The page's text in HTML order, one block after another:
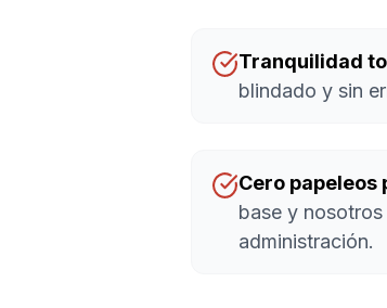
Tranquilidad
blindado y sin
Cero papeleos
base y
administración.